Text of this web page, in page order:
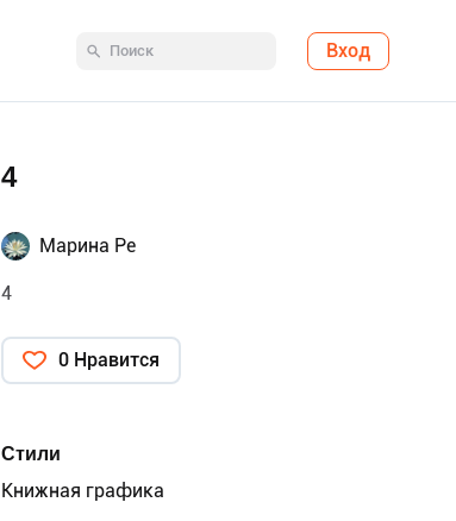
Вход
4
Марина Ре
4
0 Нравится
Стили
Книжная графика